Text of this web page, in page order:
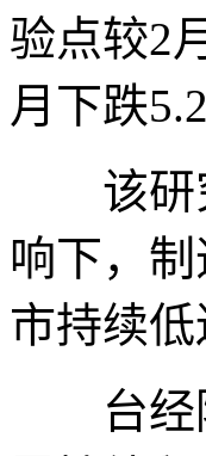
验点较2
月下跌
该研究
响下，
市持续
台经院